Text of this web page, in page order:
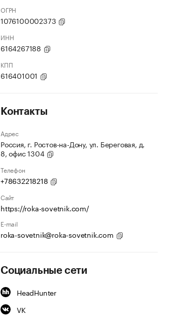
ОГРН
1076100002373
ИНН
6164267188
КПП
616401001
Контакты
Адрес
Россия, г. Ростов-на-Дону, ул. Береговая, д.
8, офис 1304
Телефон
+78632218218
Сайт
https://roka-sovetnik.com/
E-mail
roka-sovetnik@roka-sovetnik.com
Социальные сети
HeadHunter
VK